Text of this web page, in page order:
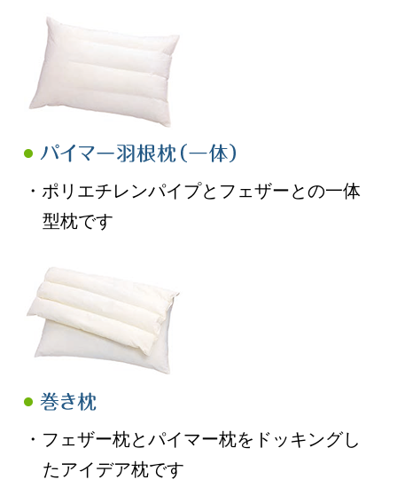
・ポリエチレンパイプとフェザーとの一体
型枕です
・フェザー枕とパイマー枕をドッキングし
たアイデア枕です